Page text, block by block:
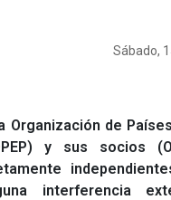
Sábado,
Organización de
y sus socios
interferencia